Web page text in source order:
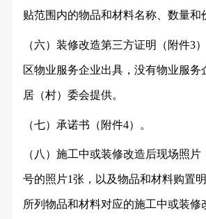
贴范围内的物品和材料名称、数量和
（六）装修改造第三方证明（附件3
区物业服务企业出具，没有物业服务
居（村）委会提供。
（七）承诺书（附件4）。
（八）施工中或装修改造后现场照
号的照片1张，以及物品和材料购置明
所列物品和材料对应的施工中或装修